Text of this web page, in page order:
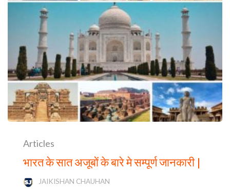
Articles
भारत के सात अजूबों के बारे मे सम्पूर्ण जानकारी |
JAIKISHAN CHAUHAN